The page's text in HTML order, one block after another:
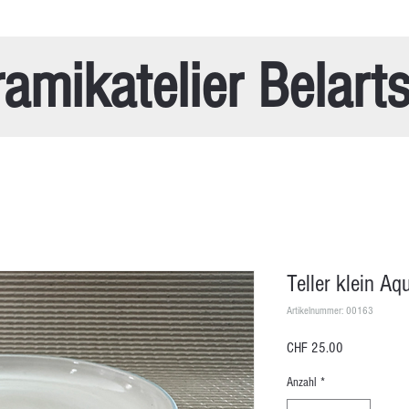
Teller klein
Artikelnummer: 00163
CHF 25.00
Anzahl *